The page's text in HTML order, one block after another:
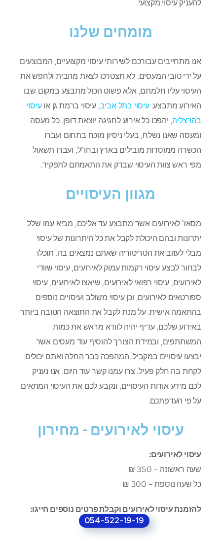
להעניק עיסוי מקצועי.
מומחים שלנו
אנו מתחייבים עבורכם לשירותי עיסוי מקצועיים, המבוצעים
על ידי טובי המעסים. לא תצטרכו לצאת מהבית ולחפש את
העיסוי עליו חלמתם, אלא פשוט הכול מתבצע במקום שבו
האירוע מתבצע.עיסוי בתל אביב, עיסוי ברמת גן אועיסוי
בהרצליה, יהפכו כל אירוע לחגיגה יוצאת דופן. כל מעסה
ומעסה שאנו נשלח, בעלי ניסיון מוכח בתחום ועברו
הכשרה ממוסדות מובילים בארץ ובחו"ל, ועברו תשאול
מפי ראש צוות העיסוי שבדק את התאמתם לתפקיד.
מגוון העיסויים
מסאז' לאירועים אשר מתבצע עד אליכם, מביא עמו שלל
יתרונות ובהם היכולת לקבל את כל היתרונות של עיסוי
מבלי לעזוב את הטריטוריה שאתם נמצאים בה. תוכלו
לבחור לבצע עיסוי רקמות עמוק לאירועים, עיסוי שוודי
לאירועים, עיסוי רפואי לאירועים, שיאצו לאירועים, עיסוי
ספורטאים לאירועים, וכן עיסוי משולב ועיסויים נוספים
בהתאמה אישית. על מנת לקבל את התוצאה הטובה ביותר
באירוע שלכם, עדיף יהיה לוודא מראש את כמות
המשתתפים, ובמידת הצורך להוסיף עוד מעסים אשר
יבצעו עיסויים במקביל. המהפכה כבר החלה ואתם יכולים
לקחת בה חלק פעיל. צרו עמנו קשר עוד היום. אנו נעניק
לכם מידע אודות העיסויים, ונקבע לכם את העיסוי המתאים
על פי העדפתכם.
עיסוי לאירועים - מחירון
עיסוי לאירועים:
שעה ראשונה – 350 ₪
כל שעה נוספת – 300 ₪
להזמנת עיסוי לאירועים וקבלת פרטים נוספים חייגו:
054-522-19-19